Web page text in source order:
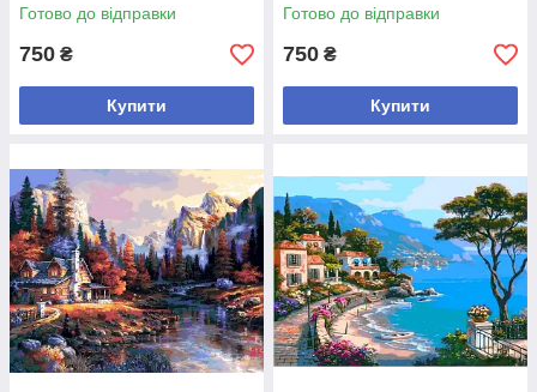
Готово до відправки
750 ₴
Купити
Готово до відправки
750 ₴
Купити